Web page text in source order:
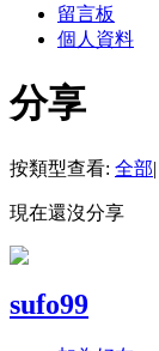
留言板
個人資料
分享
按類型查看: 全部|
現在還沒分享
sufo99